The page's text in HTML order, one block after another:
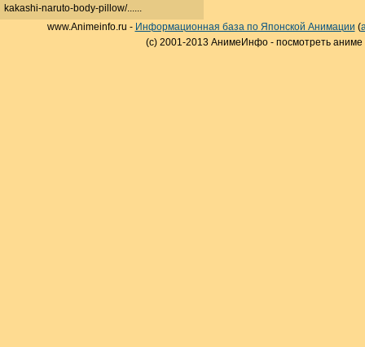
kakashi-naruto-body-pillow/......
www.Animeinfo.ru - Информационная база по Японской Анимации (
(c) 2001-2013 АнимеИнфо - посмотреть аниме